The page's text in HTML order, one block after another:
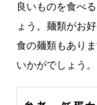
良いものを食べ
ょう。麺類がお
食の麺類もあり
いかがでしょう。